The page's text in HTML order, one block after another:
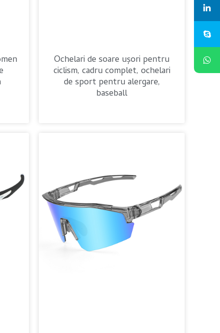
Ochelari de soare ușori pentru
ciclism, cadru complet, ochelari
de sport pentru alergare,
baseball